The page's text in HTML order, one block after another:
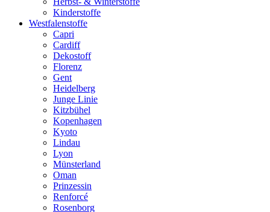
Kinderstoffe
Westfalenstoffe
Capri
Cardiff
Dekostoff
Florenz
Gent
Heidelberg
Junge Linie
Kitzbühel
Kopenhagen
Kyoto
Lindau
Lyon
Münsterland
Oman
Prinzessin
Renforcé
Rosenborg